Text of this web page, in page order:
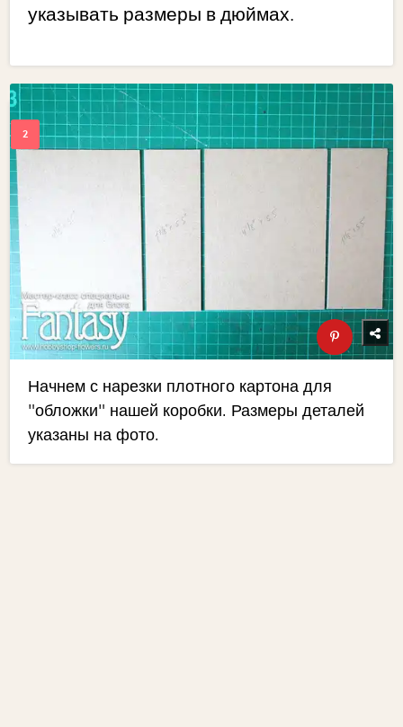
указывать размеры в дюймах.
Начнем с нарезки плотного картона для
"обложки" нашей коробки. Размеры деталей
указаны на фото.